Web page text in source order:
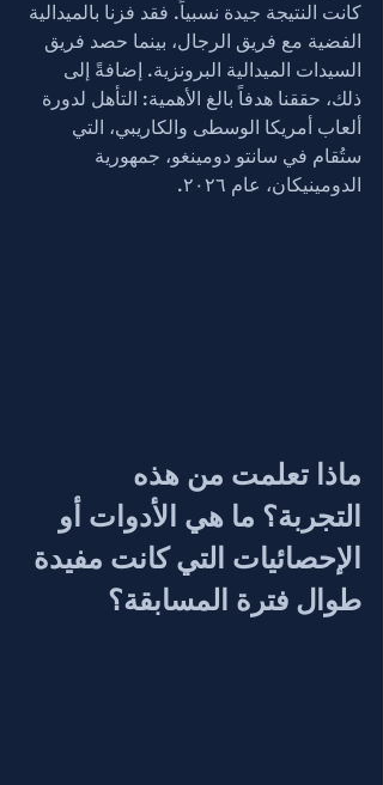
كانت النتيجة جيدة نسبياً. فقد فزنا بالميدالية
الفضية مع فريق الرجال، بينما حصد فريق
السيدات الميدالية البرونزية. إضافةً إلى
ذلك، حققنا هدفاً بالغ الأهمية: التأهل لدورة
ألعاب أمريكا الوسطى والكاريبي، التي
ستُقام في سانتو دومينغو، جمهورية
الدومينيكان، عام ٢٠٢٦.
ماذا تعلمت من هذه
التجربة؟ ما هي الأدوات أو
الإحصائيات التي كانت مفيدة
طوال فترة المسابقة؟